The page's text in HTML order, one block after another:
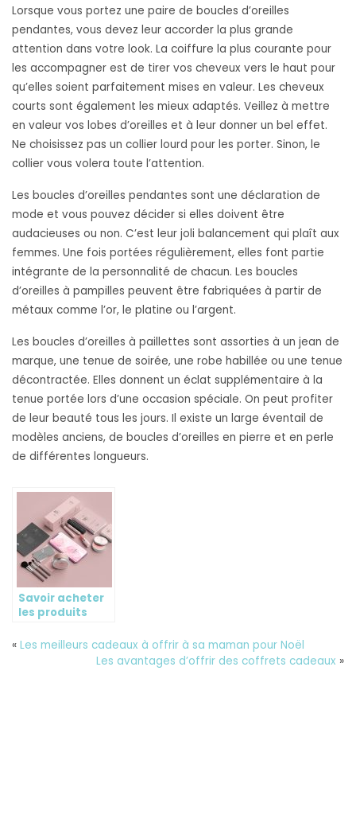
Lorsque vous portez une paire de boucles d’oreilles
pendantes, vous devez leur accorder la plus grande
attention dans votre look. La coiffure la plus courante pour
les accompagner est de tirer vos cheveux vers le haut pour
qu’elles soient parfaitement mises en valeur. Les cheveux
courts sont également les mieux adaptés. Veillez à mettre
en valeur vos lobes d’oreilles et à leur donner un bel effet.
Ne choisissez pas un collier lourd pour les porter. Sinon, le
collier vous volera toute l’attention.
Les boucles d’oreilles pendantes sont une déclaration de
mode et vous pouvez décider si elles doivent être
audacieuses ou non. C’est leur joli balancement qui plaît aux
femmes. Une fois portées régulièrement, elles font partie
intégrante de la personnalité de chacun. Les boucles
d’oreilles à pampilles peuvent être fabriquées à partir de
métaux comme l’or, le platine ou l’argent.
Les boucles d’oreilles à paillettes sont assorties à un jean de
marque, une tenue de soirée, une robe habillée ou une tenue
décontractée. Elles donnent un éclat supplémentaire à la
tenue portée lors d’une occasion spéciale. On peut profiter
de leur beauté tous les jours. Il existe un large éventail de
modèles anciens, de boucles d’oreilles en pierre et en perle
de différentes longueurs.
Savoir acheter
les produits
« Les meilleurs cadeaux à offrir à sa maman pour Noël
Les avantages d’offrir des coffrets cadeaux »